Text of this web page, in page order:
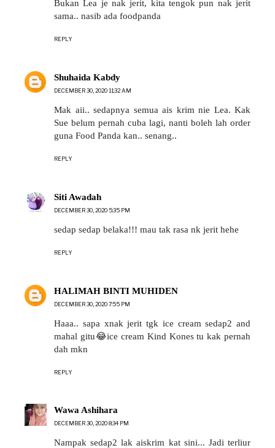
Bukan Lea je nak jerit, kita tengok pun nak jerit
sama.. nasib ada foodpanda
REPLY
Shuhaida Kabdy
DECEMBER 30, 2020 11:32 AM
Mak aii.. sedapnya semua ais krim nie Lea. Kak
Sue belum pernah cuba lagi, nanti boleh lah order
guna Food Panda kan.. senang..
REPLY
Siti Awadah
DECEMBER 30, 2020 5:35 PM
sedap sedap belaka!!! mau tak rasa nk jerit hehe
REPLY
HALIMAH BINTI MUHIDEN
DECEMBER 30, 2020 7:55 PM
Haaa.. sapa xnak jerit tgk ice cream sedap2 and
mahal gitu😂ice cream Kind Kones tu kak pernah
dah mkn
REPLY
Wawa Ashihara
DECEMBER 30, 2020 8:34 PM
Nampak sedap2 lak aiskrim kat sini... Jadi terliur